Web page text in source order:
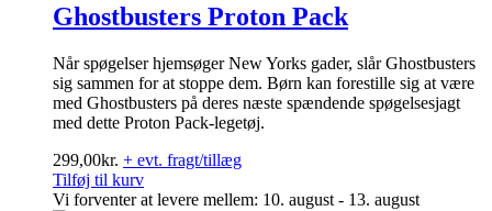
Ghostbusters Proton Pack
Når spøgelser hjemsøger New Yorks gader, slår Ghostbusters
sig sammen for at stoppe dem. Børn kan forestille sig at være
med Ghostbusters på deres næste spændende spøgelsesjagt
med dette Proton Pack-legetøj.
299,00kr. + evt. fragt/tillæg
Tilføj til kurv
Vi forventer at levere mellem: 10. august - 13. august